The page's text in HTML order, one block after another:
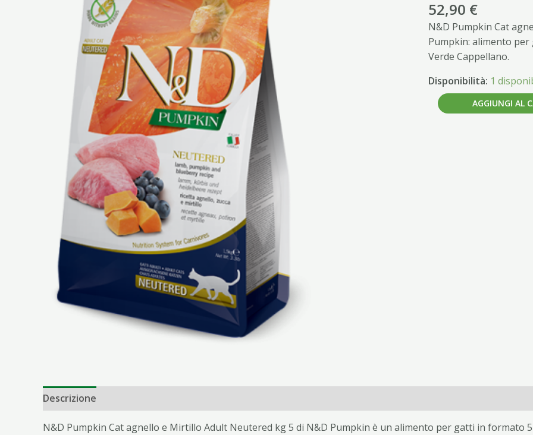
52,90 €
N&D Pumpkin Cat
Pumpkin: alimento
Verde Cappellano.
Disponibilità: 1
ADULT
NEUTERED
KG
5
quantità
AGGIUNGI AL
Descrizione
N&D Pumpkin Cat agnello e Mirtillo Adult Neutered kg 5 di N&D Pumpkin è un alimento per gatti in formato